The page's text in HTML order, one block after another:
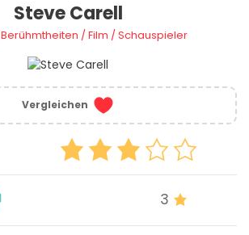
Steve Carell
Berühmtheiten /Film /Schauspieler
Vergleichen
3